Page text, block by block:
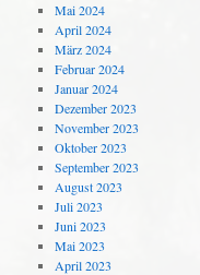
Mai 2024
April 2024
März 2024
Februar 2024
Januar 2024
Dezember 2023
November 2023
Oktober 2023
September 2023
August 2023
Juli 2023
Juni 2023
Mai 2023
April 2023